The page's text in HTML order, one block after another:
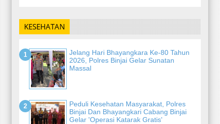
KESEHATAN
Jelang Hari Bhayangkara Ke-80 Tahun
2026, Polres Binjai Gelar Sunatan
Massal
Peduli Kesehatan Masyarakat, Polres
Binjai Dan Bhayangkari Cabang Binjai
Gelar 'Operasi Katarak Gratis'